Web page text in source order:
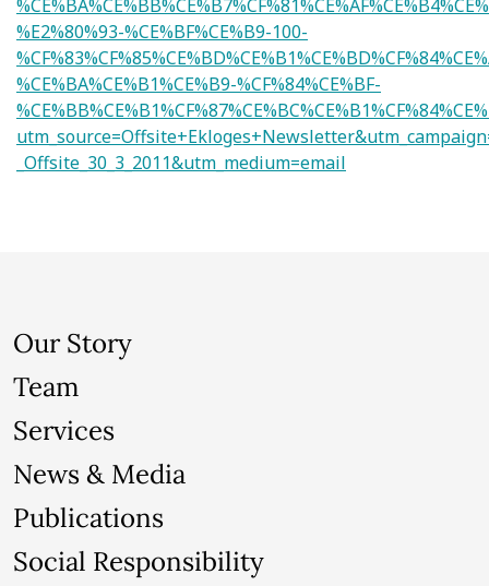
%E2%80%93-%CE%BF%CE%B9-100-
%CE%BA%CE%B1%CE%B9-%CF%84%CE%BF-
_Offsite_30_3_2011&utm_medium=email
Our Story
Team
Services
News & Media
Publications
Social Responsibility